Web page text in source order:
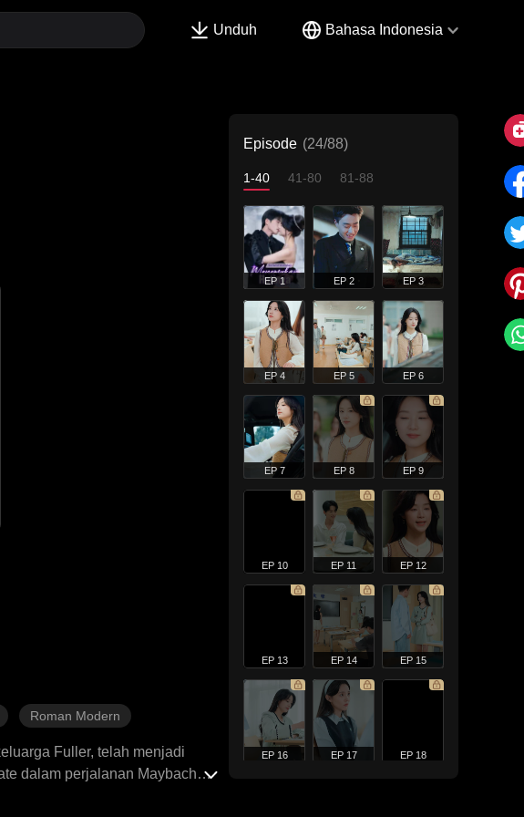
Unduh Bahasa Indonesia
Roman Modern
Fuller, telah menjadi
dalam perjalanan Maybach
Episode (24/88)
1-40 41-80 81-88
EP 1 EP 2 EP 3
EP 4 EP 5 EP 6
EP 7 EP 8 EP 9
EP 10 EP 11 EP 12
EP 13 EP 14 EP 15
EP 16 EP 17 EP 18